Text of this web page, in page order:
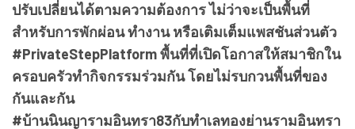
ปรับเปลี่ยนได้ตามความต้องการ ไม่ว่าจะเป็นพื้นที่
สำหรับการพักผ่อน ทำงาน หรือเติมเต็มแพสชันส่วนตัว
#PrivateStepPlatform พื้นที่ที่เปิดโอกาสให้สมาชิกใน
ครอบครัวทำกิจกรรมร่วมกัน โดยไม่รบกวนพื้นที่ของ
กันและกัน
#บ้านนินญารามอินทรา83กับทำเลทองย่านรามอินทรา